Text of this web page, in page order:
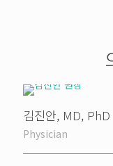
김진안, MD, PhD
Physician